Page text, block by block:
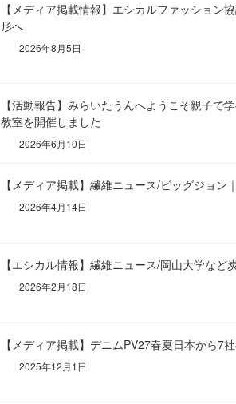
【メディア掲載情報】エシカルファッション
形へ
2026年8月5日
【活動報告】みらいたうんへようこそ親子で
教室を開催しました
2026年6月10日
【メディア掲載】繊維ニュース/ビッグジョン
2026年4月14日
【エシカル情報】繊維ニュース/岡山大学など
2026年2月18日
【メディア掲載】デニムPV27春夏日本から7
2025年12月1日